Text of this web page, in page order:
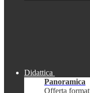
Didattica
Panoramica
Offerta